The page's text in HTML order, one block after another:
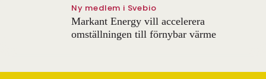
Ny medlem i Svebio
Markant Energy vill accelerera
omställningen till förnybar värme